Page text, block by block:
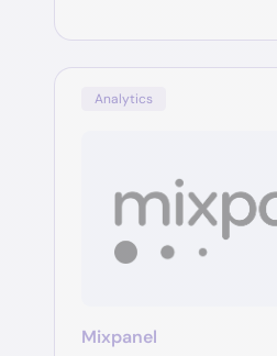
Analytics
Mixpanel